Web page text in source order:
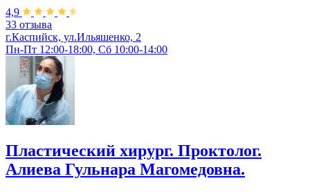
4,9
33 отзыва
г.Каспийск, ул.​Ильяшенко, 2
Пн-Пт 12:00-18:00, Сб 10:00-14:00
Пластический хирург. Проктолог.
Алиева Гульнара Магомедовна.